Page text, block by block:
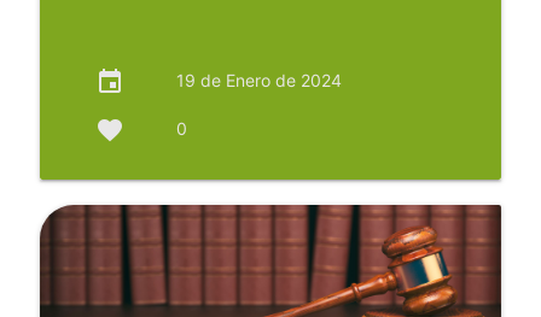
event 19 de Enero de 2024
favorite 0